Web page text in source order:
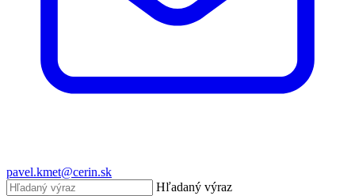
pavel.kmet@cerin.sk
Hľadaný výraz